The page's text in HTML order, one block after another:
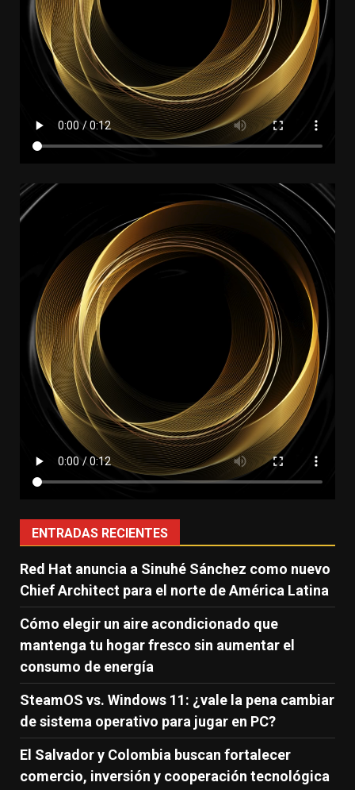
ENTRADAS RECIENTES
Red Hat anuncia a Sinuhé Sánchez como nuevo
Chief Architect para el norte de América Latina
Cómo elegir un aire acondicionado que
mantenga tu hogar fresco sin aumentar el
consumo de energía
SteamOS vs. Windows 11: ¿vale la pena cambiar
de sistema operativo para jugar en PC?
El Salvador y Colombia buscan fortalecer
comercio, inversión y cooperación tecnológica